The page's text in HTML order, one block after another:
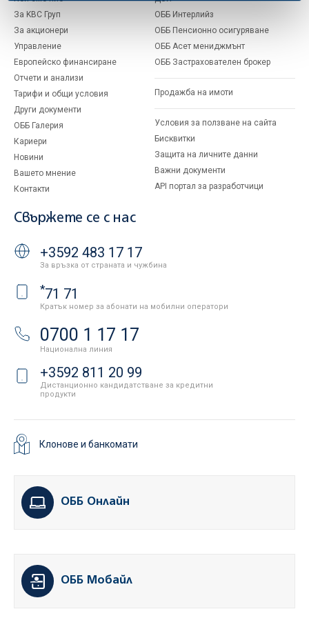
За KBC Груп
За акционери
Управление
Европейско финансиране
Отчети и анализи
Тарифи и общи условия
Други документи
ОББ Галерия
Кариери
Новини
Вашето мнение
Контакти
ОББ Интерлийз
ОББ Пенсионно осигуряване
ОББ Асет мениджмънт
ОББ Застрахователен брокер
Продажба на имоти
Условия за ползване на сайта
Бисквитки
Защита на личните данни
Важни документи
API портал за разработчици
Свържете се с нас
+3592 483 17 17
За връзка от страната и чужбина
*71 71
Кратък номер за абонати на мобилни оператори
0700 1 17 17
Национална линия
+3592 811 20 99
Дистанционно кандидатстване за кредитни
продукти
Клонове и банкомати
ОББ Онлайн
ОББ Мобайл